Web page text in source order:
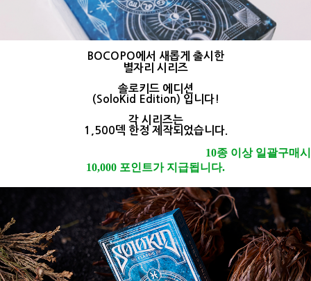
​BOCOPO에서 새롭게 출시한
별자리 시리즈
솔로키드 에디션
(SoloKid Edition) 입니다!
각 시리즈는
1,500덱 한정 제작되었습니다.
10종 이상 일괄구매시
10,000 포인트가지급됩니다.